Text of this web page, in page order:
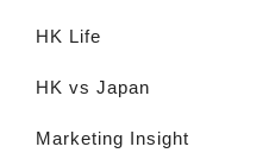
HK Life
HK vs Japan
Marketing Insight